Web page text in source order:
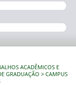
ACADÊMICOS E
GRADUAÇÃO
CAMPUS